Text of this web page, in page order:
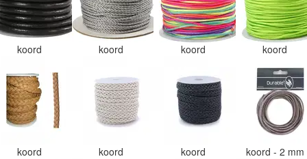
koord koord koord koord
koord koord koord koord - 2 mm